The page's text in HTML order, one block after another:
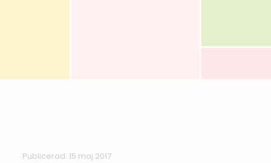
Publicerad: 15 maj 2017